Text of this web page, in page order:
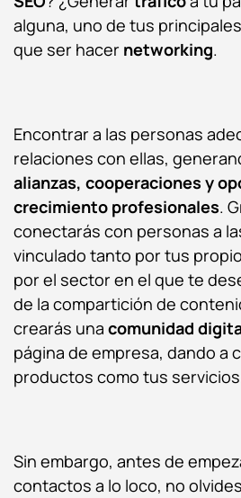
alguna, uno de tus
que ser hacer networking.
Encontrar a las personas
relaciones con ellas,
alianzas, cooperaciones y
crecimiento profesionales.
conectarás con personas a
vinculado tanto por tus
por el sector en el que te
de la compartición de
crearás una comunidad
página de empresa, dando a
productos como tus
Sin embargo, antes de
contactos a lo loco, no